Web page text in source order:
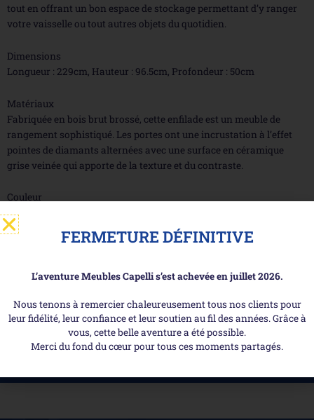
tout en offrant un bon espace de stockage permettant d’y ranger
votre vaisselle ou tout autres objets du quotidien.
Dimensions
Longueur : 229cm, Hauteur : 96.5cm, Profondeur : 50cm
Matériaux
Fabriquée en bois brut brossé, cette enfilade est un meuble de
rangement sophistiqué. Les portes ont une incrustation à l’effet
pointes de diamants alternées avec une surface en céramique
grise veinée qui apporte de la texture et du contraste.
Couleur
Teinte 353 Naturel Brossé
Découvrez-aussi ...
FERMETURE DÉFINITIVE
L’aventure Meubles Capelli s’est achevée en juillet 2026.
Nous tenons à remercier chaleureusement tous nos clients pour
leur fidélité, leur confiance et leur soutien au fil des années. Grâce à
vous, cette belle aventure a été possible.
Merci du fond du cœur pour tous ces moments partagés.